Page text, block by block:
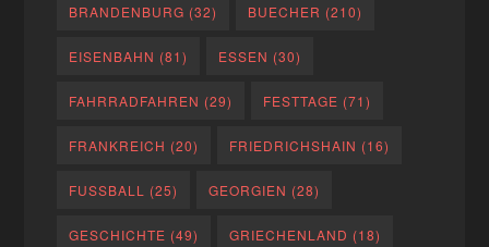
BRANDENBURG (32) BUECHER (210)
EISENBAHN (81) ESSEN (30)
FAHRRADFAHREN (29) FESTTAGE (71)
FRANKREICH (20) FRIEDRICHSHAIN (16)
FUSSBALL (25) GEORGIEN (28)
GESCHICHTE (49) GRIECHENLAND (18)